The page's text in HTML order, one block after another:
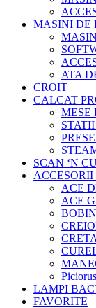
MASINI DE
ATA
CROIT
CALCAT
MESE
SCAN ‘N
ACE
ACE
LAMPI
FAVORITE